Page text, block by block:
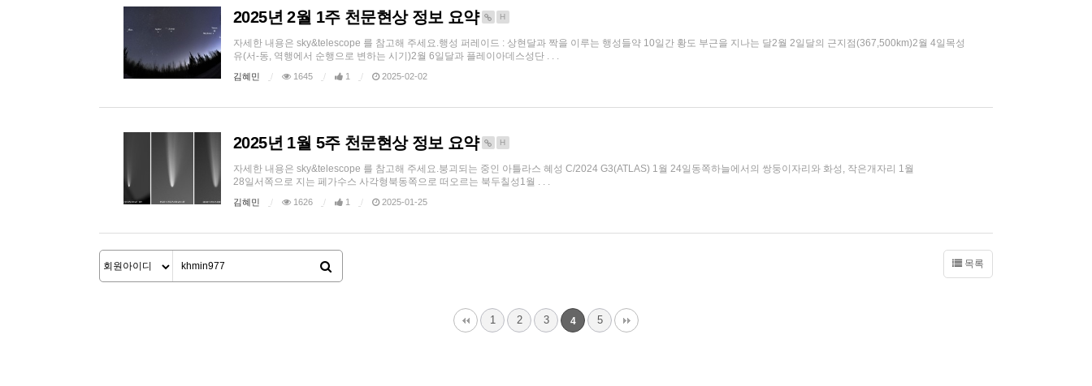
2025년 2월 1주 천문현상 정보 요약 H
자세한 내용은 sky&telescope 를 참고해 주세요.행성 퍼레이드 : 상현달과 짝을 이루는 행성들약 10일간 황도 부근을 지나는 달2월 2일달의 근지점(367,500km)2월 4일목성
유(서-동, 역행에서 순행으로 변하는 시기)2월 6일달과 플레이아데스성단 . . .
김혜민 1645 1 2025-02-02
2025년 1월 5주 천문현상 정보 요약 H
자세한 내용은 sky&telescope 를 참고해 주세요.붕괴되는 중인 아틀라스 혜성 C/2024 G3(ATLAS) 1월 24일동쪽하늘에서의 쌍둥이자리와 화성, 작은개자리 1월
28일서쪽으로 지는 페가수스 사각형북동쪽으로 떠오르는 북두칠성1월 . . .
김혜민 1626 1 2025-01-25
목록
1 2 3 4 5